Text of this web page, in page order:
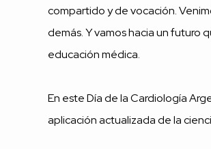
compartido y de vocación.
demás. Y vamos hacia un futuro
educación médica.
En este Día de la Cardiología
aplicación actualizada de la